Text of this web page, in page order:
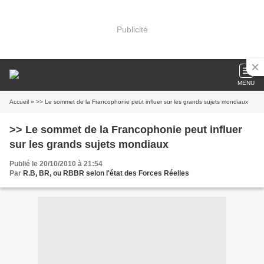
Publicité
MENU
Accueil » >> Le sommet de la Francophonie peut influer sur les grands sujets mondiaux
>> Le sommet de la Francophonie peut influer
sur les grands sujets mondiaux
Publié le 20/10/2010 à 21:54
Par R.B, BR, ou RBBR selon l'état des Forces Réelles